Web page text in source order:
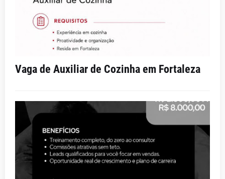
Vaga de Auxiliar de Cozinha em Fortaleza